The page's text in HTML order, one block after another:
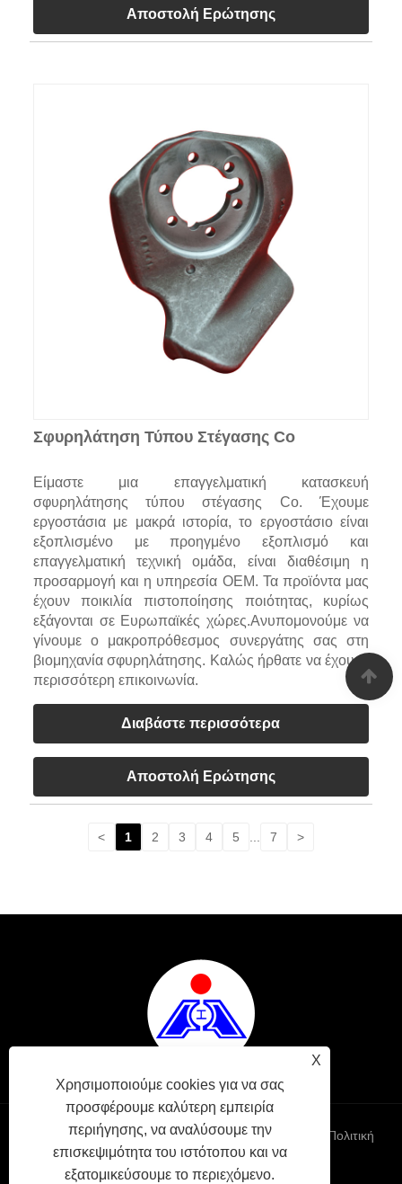
Αποστολή Ερώτησης
Σφυρηλάτηση Τύπου Στέγασης Co
Είμαστε μια επαγγελματική κατασκευή
σφυρηλάτησης τύπου στέγασης Co. Έχουμε
εργοστάσια με μακρά ιστορία, το εργοστάσιο είναι
εξοπλισμένο με προηγμένο εξοπλισμό και
επαγγελματική τεχνική ομάδα, είναι διαθέσιμη η
προσαρμογή και η υπηρεσία OEM. Τα προϊόντα μας
έχουν ποικιλία πιστοποίησης ποιότητας, κυρίως
εξάγονται σε Ευρωπαϊκές χώρες.Ανυπομονούμε να
γίνουμε ο μακροπρόθεσμος συνεργάτης σας στη
βιομηχανία σφυρηλάτησης. Καλώς ήρθατε να έχουμε
περισσότερη επικοινωνία.
Διαβάστε περισσότερα
Αποστολή Ερώτησης
< 1 2 3 4 5 7 >
X
Χρησιμοποιούμε cookies για να σας
προσφέρουμε καλύτερη εμπειρία
περιήγησης, να αναλύσουμε την
επισκεψιμότητα του ιστότοπου και να
εξατομικεύσουμε το περιεχόμενο.
Sitemap RSS XML Πολιτική